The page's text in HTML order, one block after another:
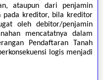
ataupun dari penjamin
pada kreditor, bila kreditor
oleh debitor/penjamin
mencatatnya dalam
Pendaftaran Tanah
logis menjadi